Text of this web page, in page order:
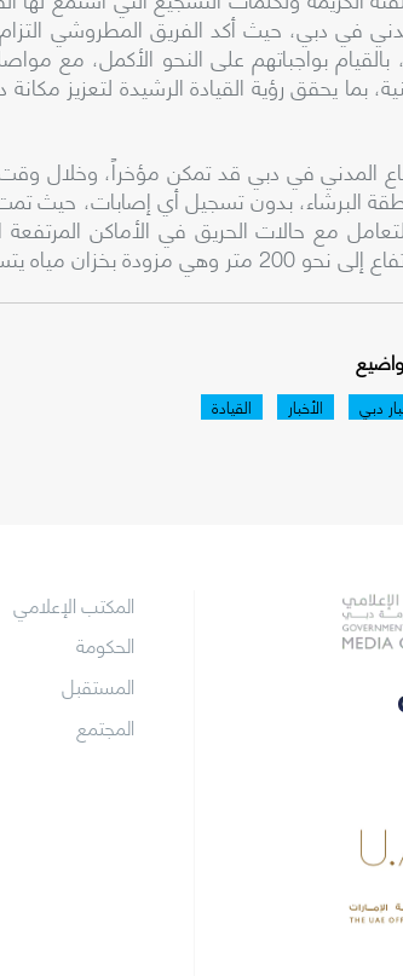
في دبي، حيث أكد الفريق المطروشي
بواجباتهم على النحو الأكمل، مع
بما يحقق رؤية القيادة الرشيدة لتعزيز
المدني في دبي قد تمكن مؤخراً، وخلال
البرشاء، بدون تسجيل أي إصابات، حيث
مع حالات الحريق في الأماكن المرتفعة
لحوالي 1200 لتر من المياه ومواد الإطفاء.
دبي الأخبار القيادة
المكتب الإعلامي
الحكومة
المستقبل
المجتمع